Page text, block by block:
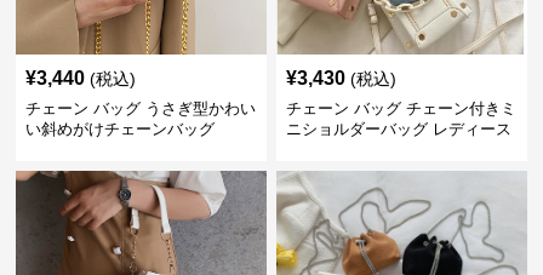
¥3,440 (税込)
チェーン バッグ うさぎ型かわい
い斜めがけチェーンバッグ
¥3,430 (税込)
チェーン バッグ チェーン付きミ
ニショルダーバッグ レディース